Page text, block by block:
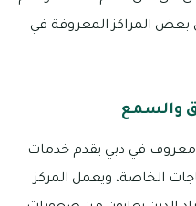
بعض المراكز المعروفة في
والسمع
معروف في دبي يقدم خدمات
الخاصة، ويعمل المركز